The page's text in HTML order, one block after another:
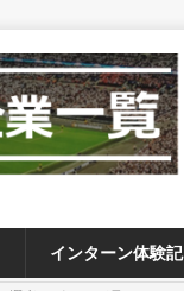
インターン体験記